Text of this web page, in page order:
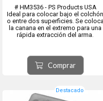
# HM3536 - PS Products USA
Ideal para colocar bajo el colchón
o entre dos superficies. Se
la canana en el extremo para una
rápida extracción del arma.
Comprar
Destacado